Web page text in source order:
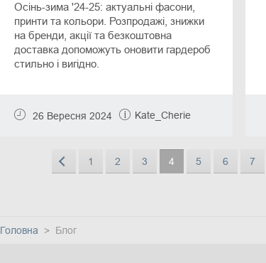
Осінь-зима '24-25: актуальні фасони,
принти та кольори. Розпродажі, знижки
на бренди, акції та безкоштовна
доставка допоможуть оновити гардероб
стильно і вигідно.
26 Вересня 2024 Kate_Cherie
1 2 3 4 5 6 7
Головна Блог